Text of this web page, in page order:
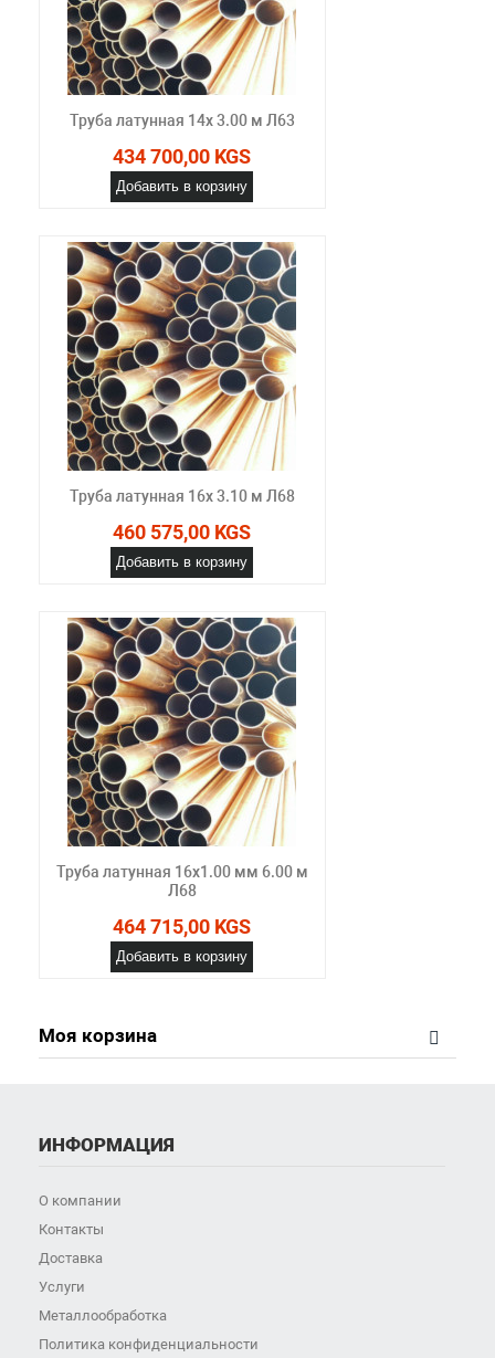
Труба латунная 14х 3.00 м Л63
434 700,00 KGS
Добавить в корзину
Труба латунная 16х 3.10 м Л68
460 575,00 KGS
Добавить в корзину
Труба латунная 16х1.00 мм 6.00 м
Л68
464 715,00 KGS
Добавить в корзину
Моя корзина
ИНФОРМАЦИЯ
О компании
Контакты
Доставка
Услуги
Металлообработка
Политика конфиденциальности